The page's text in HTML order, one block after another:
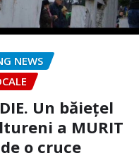
NEWS
Un băiețel
a MURIT
o cruce